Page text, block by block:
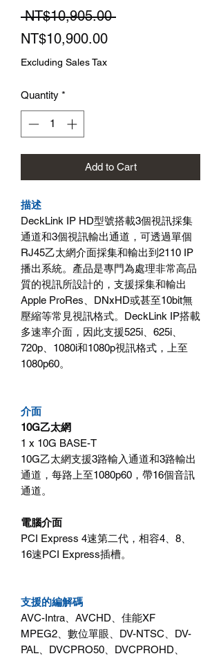
NT$10,905.00 Regular
NT$10,900.00Sale
Excluding Sales Tax
Quantity *
Add to Cart
描述
DeckLink IP HD型號搭載3個視訊採集
通道和3個視訊輸出通道，可透過單個
RJ45乙太網介面採集和輸出到2110 IP
播出系統。產品是專門為處理非常高品
質的視訊所設計的，支援採集和輸出
Apple ProRes、DNxHD或甚至10bit無
壓縮等常見視訊格式。DeckLink IP搭載
多速率介面，因此支援525i、625i、
720p、1080i和1080p視訊格式，上至
1080p60。
介面
10G乙太網
1 x 10G BASE-T
10G乙太網支援3路輸入通道和3路輸出
通道，每路上至1080p60，帶16個音訊
通道。
電腦介面
PCI Express 4速第二代，相容4、8、
16速PCI Express插槽。
支援的編解碼
AVC-Intra、AVCHD、佳能XF
MPEG2、數位單眼、DV-NTSC、DV-
PAL、DVCPRO50、DVCPROHD、